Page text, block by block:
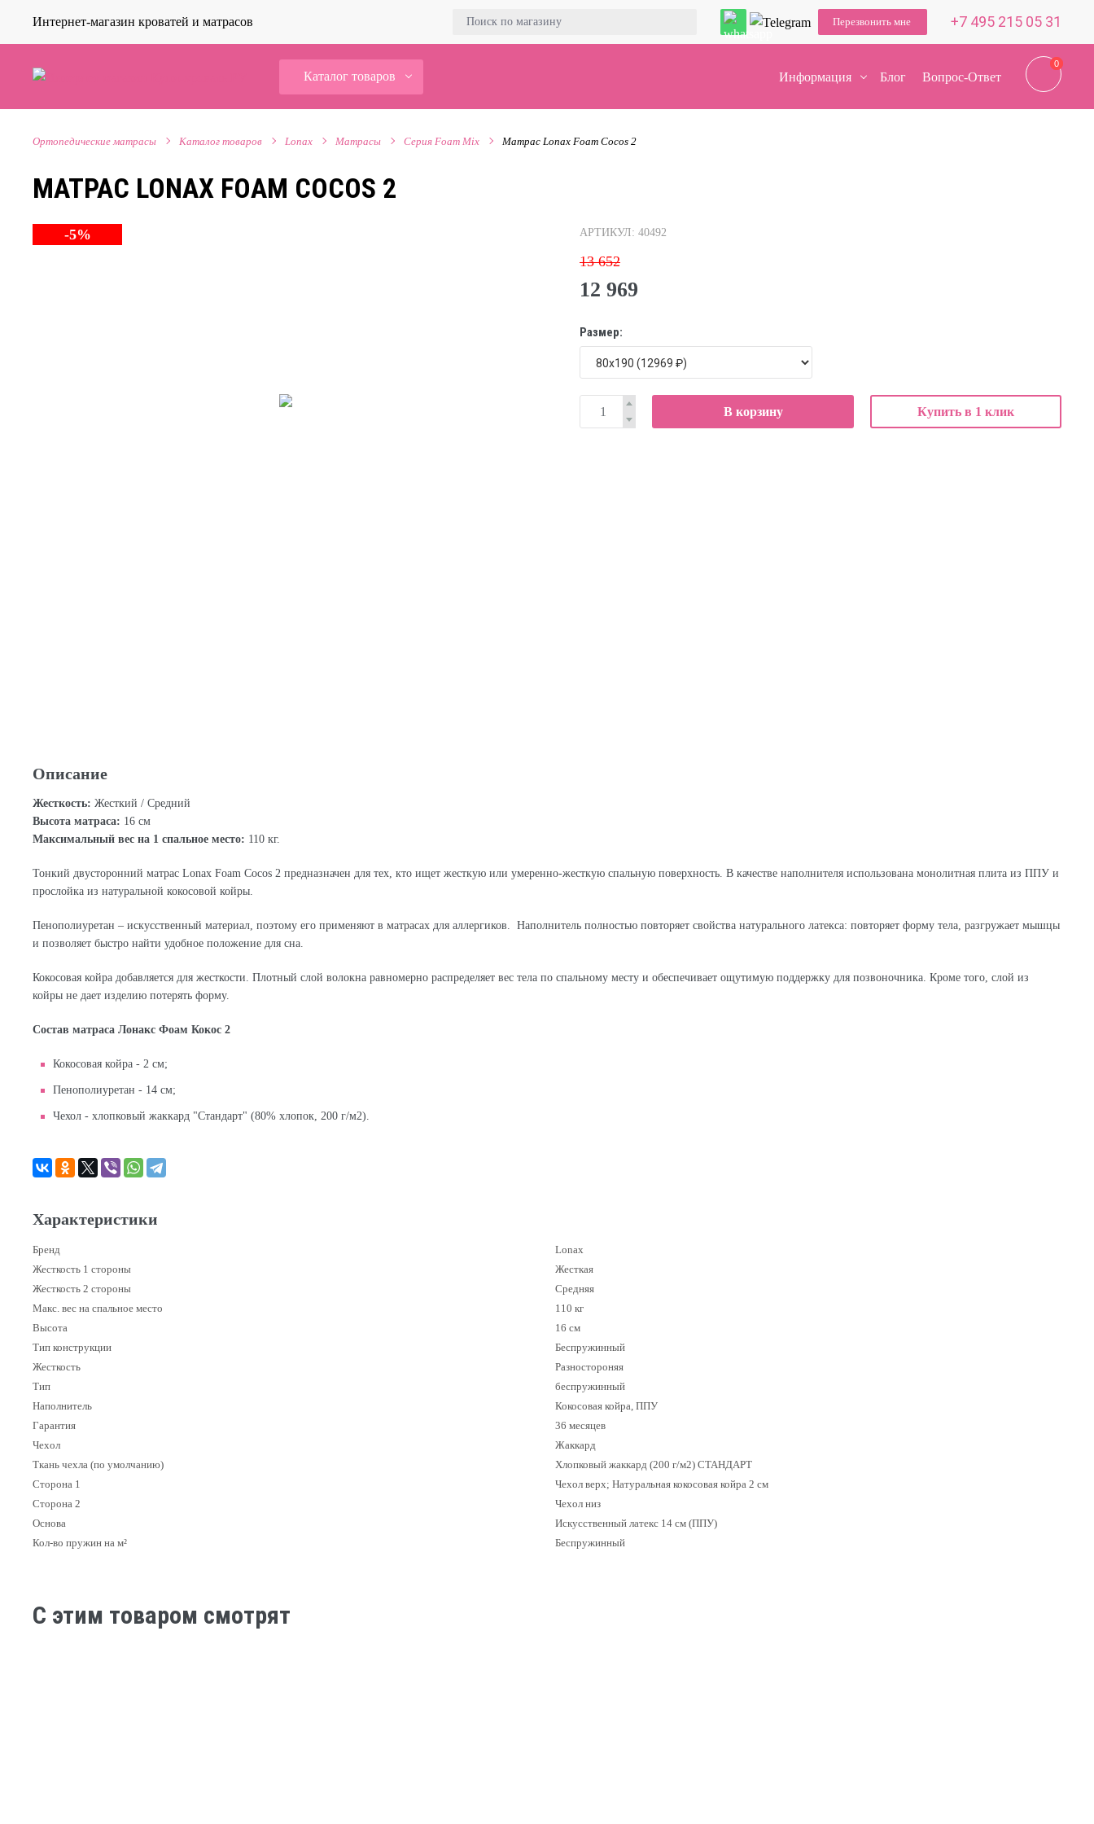
Интернет-магазин кроватей и матрасов Перезвонить мне +7 495 215 05 31
0
0
Информация Блог Вопрос-Ответ
Каталог товаров
Ортопедические матрасы Каталог товаров Lonax Матрасы Серия Foam Mix Матрас Lonax Foam Cocos 2
МАТРАС LONAX FOAM COCOS 2
-5% АРТИКУЛ: 40492
13 652
12 969
Размер:
В корзину Купить в 1 клик
Описание
Жесткость: Жесткий / Средний
Высота матраса: 16 см
Максимальный вес на 1 спальное место: 110 кг.
Тонкий двусторонний матрас Lonax Foam Cocos 2 предназначен для тех, кто ищет жесткую или умеренно-жесткую спальную поверхность. В качестве наполнителя использована монолитная плита из ППУ и
прослойка из натуральной кокосовой койры.
Пенополиуретан – искусственный материал, поэтому его применяют в матрасах для аллергиков. Наполнитель полностью повторяет свойства натурального латекса: повторяет форму тела, разгружает мышцы
и позволяет быстро найти удобное положение для сна.
Кокосовая койра добавляется для жесткости. Плотный слой волокна равномерно распределяет вес тела по спальному месту и обеспечивает ощутимую поддержку для позвоночника. Кроме того, слой из
койры не дает изделию потерять форму.
Состав матраса Лонакс Фоам Кокос 2
Кокосовая койра - 2 см;
Пенополиуретан - 14 см;
Чехол - хлопковый жаккард "Стандарт" (80% хлопок, 200 г/м2).
Характеристики
Бренд
Lonax
Жесткость 1 стороны
Жесткая
Жесткость 2 стороны
Средняя
Макс. вес на спальное место
110 кг
Высота
16 см
Тип конструкции
Беспружинный
Жесткость
Разностороняя
Тип
беспружинный
Наполнитель
Кокосовая койра, ППУ
Гарантия
36 месяцев
Чехол
Жаккард
Ткань чехла (по умолчанию)
Хлопковый жаккард (200 г/м2) СТАНДАРТ
Сторона 1
Чехол верх; Натуральная кокосовая койра 2 см
Сторона 2
Чехол низ
Основа
Искусственный латекс 14 см (ППУ)
Кол-во пружин на м²
Беспружинный
C этим товаром смотрят